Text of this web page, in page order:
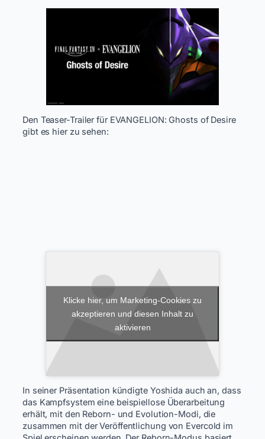
Den Teaser-Trailer für EVANGELION: Ghosts of Desire
gibt es hier zu sehen:
Klicke hier, um Marketing-Cookies zu
akzeptieren und diesen Inhalt zu
aktivieren
In seiner Präsentation kündigte Yoshida auch an, dass
das Kampfsystem eine beispiellose Überarbeitung
erhält, mit den Reborn- und Evolution-Modi, die
zusammen mit der Veröffentlichung von Evercold im